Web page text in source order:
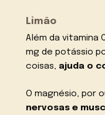
Limão
Além da vitamina
mg de potássio
coisas, ajuda o
O magnésio, por
nervosas e